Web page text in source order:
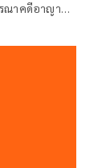
ณาคดีอาญา